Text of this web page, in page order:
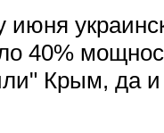
июня
40%
Крым, да